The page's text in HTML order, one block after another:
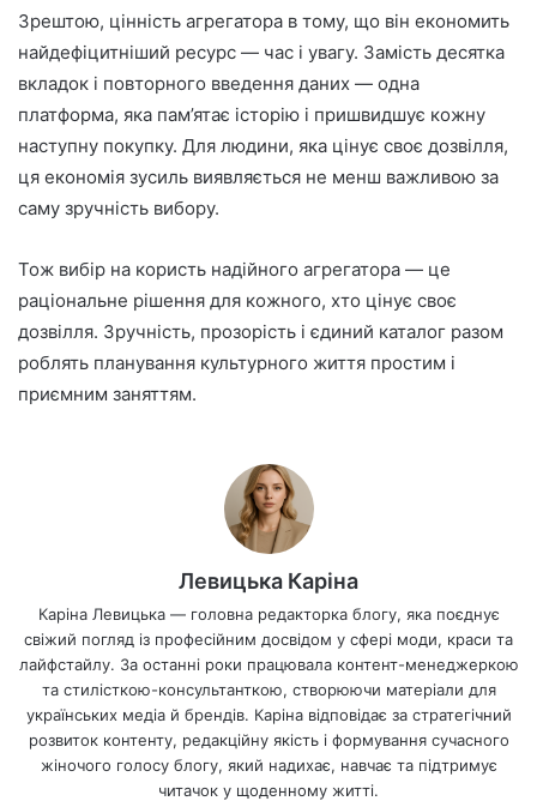
Зрештою, цінність агрегатора в тому, що він економить
найдефіцитніший ресурс — час і увагу. Замість десятка
вкладок і повторного введення даних — одна
платформа, яка пам’ятає історію і пришвидшує кожну
наступну покупку. Для людини, яка цінує своє дозвілля,
ця економія зусиль виявляється не менш важливою за
саму зручність вибору.
Тож вибір на користь надійного агрегатора — це
раціональне рішення для кожного, хто цінує своє
дозвілля. Зручність, прозорість і єдиний каталог разом
роблять планування культурного життя простим і
приємним заняттям.
Левицька Каріна
Каріна Левицька — головна редакторка блогу, яка поєднує
свіжий погляд із професійним досвідом у сфері моди, краси та
лайфстайлу. За останні роки працювала контент-менеджеркою
та стилісткою-консультанткою, створюючи матеріали для
українських медіа й брендів. Каріна відповідає за стратегічний
розвиток контенту, редакційну якість і формування сучасного
жіночого голосу блогу, який надихає, навчає та підтримує
читачок у щоденному житті.